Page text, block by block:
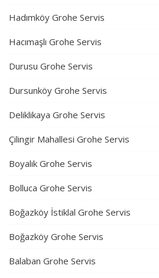
Hadımköy Grohe Servis
Hacımaşlı Grohe Servis
Durusu Grohe Servis
Dursunköy Grohe Servis
Deliklikaya Grohe Servis
Çilingir Mahallesi Grohe Servis
Boyalık Grohe Servis
Bolluca Grohe Servis
Boğazköy İstiklal Grohe Servis
Boğazköy Grohe Servis
Balaban Grohe Servis